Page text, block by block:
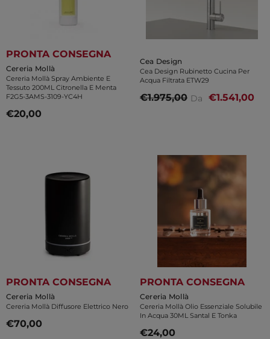
PRONTA CONSEGNA
Venditore:
Cereria Mollà
Cereria Mollà Spray Ambiente E
Tessuto 200ML Citronella E Menta
F2G5-3AMS-3109-YC4H
€20,00
Venditore:
Cea Design
Cea Design Rubinetto Cucina Per
Acqua Filtrata ETW29
€1.975,00 Da €1.541,00
PRONTA CONSEGNA
Venditore:
Cereria Mollà
Cereria Mollà Diffusore Elettrico Nero
€70,00
PRONTA CONSEGNA
Venditore:
Cereria Mollà
Cereria Mollà Olio Essenziale Solubile
In Acqua 30ML Santal E Tonka
€24,00